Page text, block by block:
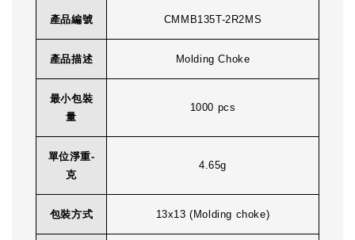
產品編號 CMMB135T-2R2MS
產品描述 Molding Choke
最小包裝
量
1000 pcs
單位淨重-
克
4.65g
包裝方式 13x13 (Molding choke)